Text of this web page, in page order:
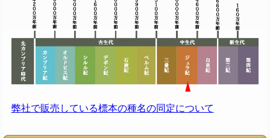
弊社で販売している標本の種名の同定について